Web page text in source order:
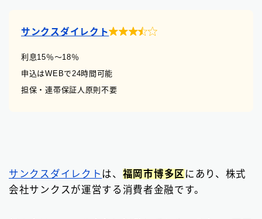
サンクスダイレクト
利息15％〜18％
申込はWEBで24時間可能
担保・連帯保証人原則不要
サンクスダイレクト は、 福岡市博多区 にあり、株式
会社サンクスが運営する消費者金融です。